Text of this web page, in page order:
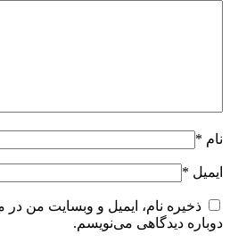
نام *
ایمیل *
ذخیره نام، ایمیل و وبسایت من در
دوباره دیدگاهی می‌نویسم.